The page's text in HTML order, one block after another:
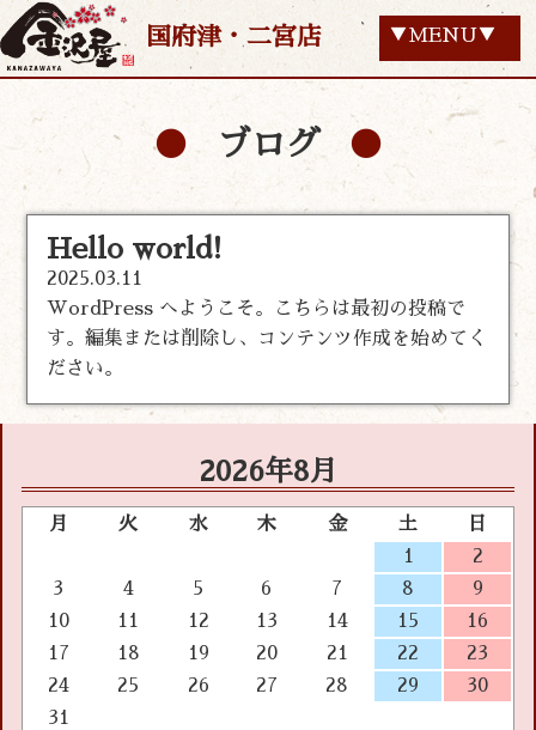
国府津・二宮店 ▼MENU▼
ブログ
Hello world!
2025.03.11
WordPress へようこそ。こちらは最初の投稿で
す。編集または削除し、コンテンツ作成を始めてく
ださい。
2026年8月
月 火 水 木 金 土
日
1
2
3
4 5 6 7 8
9
10
11 12 13 14 15
16
17
18 19 20 21 22
23
24
25 26 27 28 29
30
31